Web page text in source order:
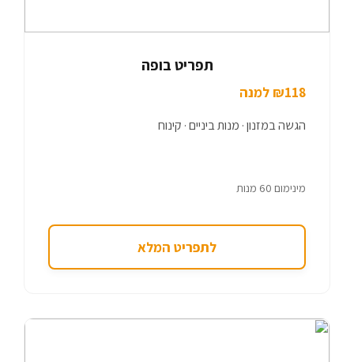
תפריט בופה
₪118 למנה
הגשה במזנון · מנות ביניים · קינוח
מינימום 60 מנות
לתפריט המלא